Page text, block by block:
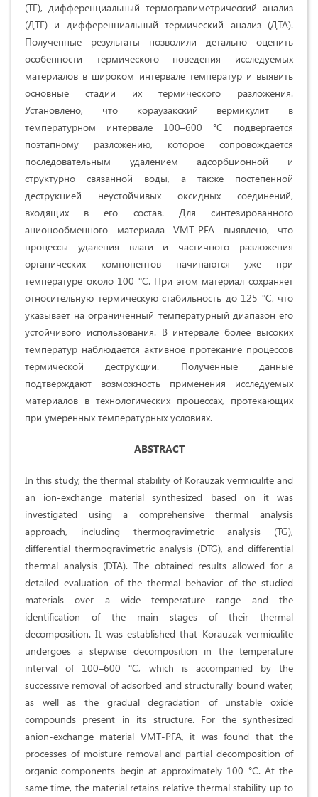
(ТГ), дифференциальный термогравиметрический анализ
(ДТГ) и дифференциальный термический анализ (ДТА).
Полученные результаты позволили детально оценить
особенности термического поведения исследуемых
материалов в широком интервале температур и выявить
основные стадии их термического разложения.
Установлено, что кораузакский вермикулит в
температурном интервале 100–600 °C подвергается
поэтапному разложению, которое сопровождается
последовательным удалением адсорбционной и
структурно связанной воды, а также постепенной
деструкцией неустойчивых оксидных соединений,
входящих в его состав. Для синтезированного
анионообменного материала VMT-PFA выявлено, что
процессы удаления влаги и частичного разложения
органических компонентов начинаются уже при
температуре около 100 °C. При этом материал сохраняет
относительную термическую стабильность до 125 °C, что
указывает на ограниченный температурный диапазон его
устойчивого использования. В интервале более высоких
температур наблюдается активное протекание процессов
термической деструкции. Полученные данные
подтверждают возможность применения исследуемых
материалов в технологических процессах, протекающих
при умеренных температурных условиях.
ABSTRACT
In this study, the thermal stability of Korauzak vermiculite and
an ion-exchange material synthesized based on it was
investigated using a comprehensive thermal analysis
approach, including thermogravimetric analysis (TG),
differential thermogravimetric analysis (DTG), and differential
thermal analysis (DTA). The obtained results allowed for a
detailed evaluation of the thermal behavior of the studied
materials over a wide temperature range and the
identification of the main stages of their thermal
decomposition. It was established that Korauzak vermiculite
undergoes a stepwise decomposition in the temperature
interval of 100–600 °C, which is accompanied by the
successive removal of adsorbed and structurally bound water,
as well as the gradual degradation of unstable oxide
compounds present in its structure. For the synthesized
anion-exchange material VMT-PFA, it was found that the
processes of moisture removal and partial decomposition of
organic components begin at approximately 100 °C. At the
same time, the material retains relative thermal stability up to